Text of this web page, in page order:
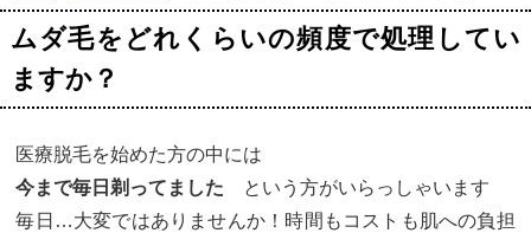
ムダ毛をどれくらいの頻度で処理してい
ますか？
医療脱毛を始めた方の中には
今まで毎日剃ってました という方がいらっしゃいます
毎日…大変ではありませんか！時間もコストも肌への負担